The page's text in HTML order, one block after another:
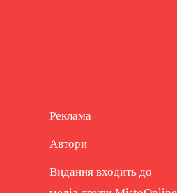
Реклама
Автори
Видання входить до